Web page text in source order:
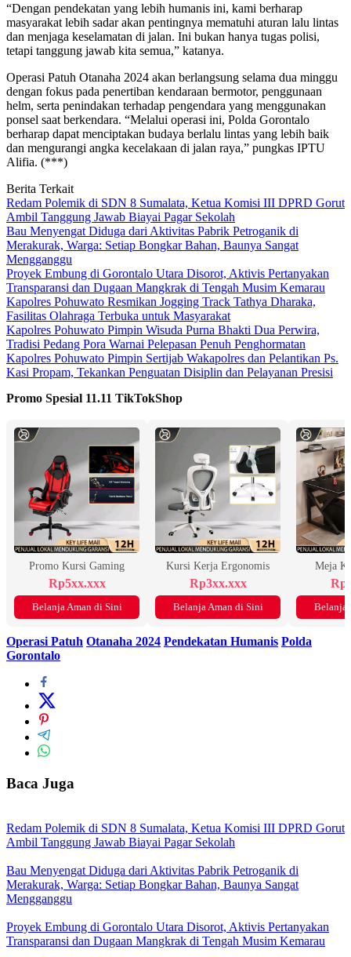
“Dengan pendekatan yang lebih humanis ini, kami berharap
masyarakat lebih sadar akan pentingnya mematuhi aturan lalu lintas
dan menjaga keselamatan di jalan. Ini bukan hanya tugas polisi,
tetapi tanggung jawab kita semua,” katanya.
Operasi Patuh Otanaha 2024 akan berlangsung selama dua minggu
dengan fokus pada penertiban kendaraan bermotor, penggunaan
helm, serta penindakan terhadap pengendara yang menggunakan
ponsel saat berkendara. “Melalui operasi ini, Polda Gorontalo
berharap dapat menciptakan budaya berlalu lintas yang lebih baik
dan mengurangi angka kecelakaan di jalan raya,” pungkas IPTU
Alifia. (***)
Berita Terkait
Redam Polemik di SDN 8 Sumalata, Ketua Komisi III DPRD Gorut
Ambil Tanggung Jawab Biayai Pagar Sekolah
Bau Menyengat Diduga dari Aktivitas Pabrik Petroganik di
Merakurak, Warga: Setiap Bongkar Bahan, Baunya Sangat
Mengganggu
Proyek Embung di Gorontalo Utara Disorot, Aktivis Pertanyakan
Transparansi dan Dugaan Mangkrak di Tengah Musim Kemarau
Kapolres Pohuwato Resmikan Jogging Track Tathya Dharaka,
Fasilitas Olahraga Terbuka untuk Masyarakat
Kapolres Pohuwato Pimpin Wisuda Purna Bhakti Dua Perwira,
Tradisi Pedang Pora Warnai Pelepasan Penuh Penghormatan
Kapolres Pohuwato Pimpin Sertijab Wakapolres dan Pelantikan Ps.
Kasi Propam, Tekankan Penguatan Disiplin dan Pelayanan Presisi
Promo Spesial 11.11 TikTokShop
Promo Kursi Gaming
Rp5xx.xxx
Belanja Aman di Sini
Kursi Kerja Ergonomis
Rp3xx.xxx
Belanja Aman di Sini
Meja
Belanja
Operasi Patuh Otanaha 2024 Pendekatan Humanis Polda
Gorontalo
Baca Juga
Redam Polemik di SDN 8 Sumalata, Ketua Komisi III DPRD Gorut
Ambil Tanggung Jawab Biayai Pagar Sekolah
Bau Menyengat Diduga dari Aktivitas Pabrik Petroganik di
Merakurak, Warga: Setiap Bongkar Bahan, Baunya Sangat
Mengganggu
Proyek Embung di Gorontalo Utara Disorot, Aktivis Pertanyakan
Transparansi dan Dugaan Mangkrak di Tengah Musim Kemarau